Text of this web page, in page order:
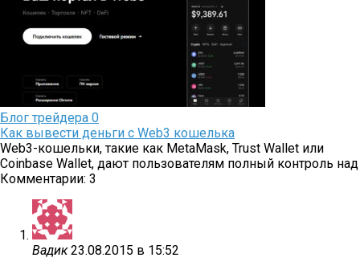
Блог трейдера 0
Как вывести деньги с Web3 кошелька
Web3-кошельки, такие как MetaMask, Trust Wallet или
Coinbase Wallet, дают пользователям полный контроль над
Комментарии: 3
Вадик 23.08.2015 в 15:52